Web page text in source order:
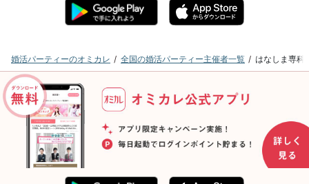
婚活パーティーのオミカレ 全国の婚活パーティー主催者一覧 はなしま専科